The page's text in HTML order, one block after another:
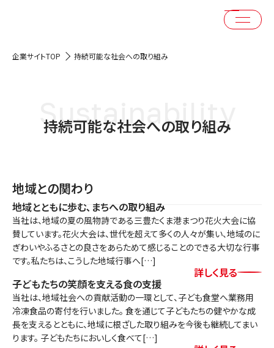
企業サイトTOP 持続可能な社会への取り組み
Sustainability
持続可能な社会への取り組み
地域との関わり
地域とともに歩む､まちへの取り組み
当社は、地域の夏の風物詩である三豊たくま港まつり花火大会に協
賛しています。花火大会は、世代を超えて多くの人々が集い、地域のに
ぎわいやふるさとの良さをあらためて感じることのできる大切な行事
です。私たちは、こうした地域行事へ[…]
詳しく見る
子どもたちの笑顔を支える食の支援
当社は、地域社会への貢献活動の一環として、子ども食堂へ業務用
冷凍食品の寄付を行いました。 食を通じて子どもたちの健やかな成
長を支えるとともに、地域に根ざした取り組みを今後も継続してまい
ります。 子どもたちにおいしく食べて[…]